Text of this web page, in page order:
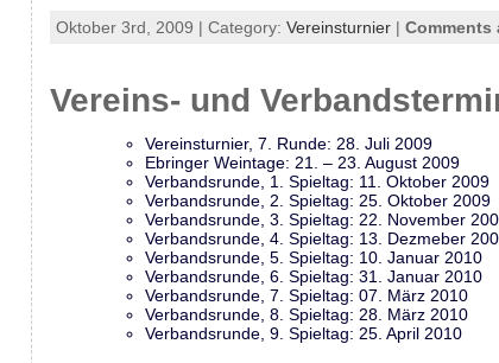
Oktober 3rd, 2009 | Category: Vereinsturnier | Comments
Vereins- und
Vereinsturnier, 7. Runde: 28. Juli 2009
Ebringer Weintage: 21. – 23. August 2009
Verbandsrunde, 1. Spieltag: 11. Oktober 2009
Verbandsrunde, 2. Spieltag: 25. Oktober 2009
Verbandsrunde, 3. Spieltag: 22. November
Verbandsrunde, 4. Spieltag: 13. Dezmeber
Verbandsrunde, 5. Spieltag: 10. Januar 2010
Verbandsrunde, 6. Spieltag: 31. Januar 2010
Verbandsrunde, 7. Spieltag: 07. März 2010
Verbandsrunde, 8. Spieltag: 28. März 2010
Verbandsrunde, 9. Spieltag: 25. April 2010